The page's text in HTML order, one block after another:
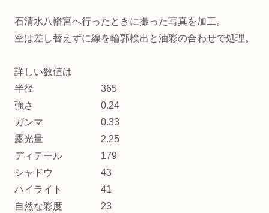
石清水八幡宮へ行ったときに撮った写真を加工。
空は差し替えずに線を輪郭検出と油彩の合わせで処理。
詳しい数値は
半径 365
強さ 0.24
ガンマ 0.33
露光量 2.25
ディテール 179
シャドウ 43
ハイライト 41
自然な彩度 23